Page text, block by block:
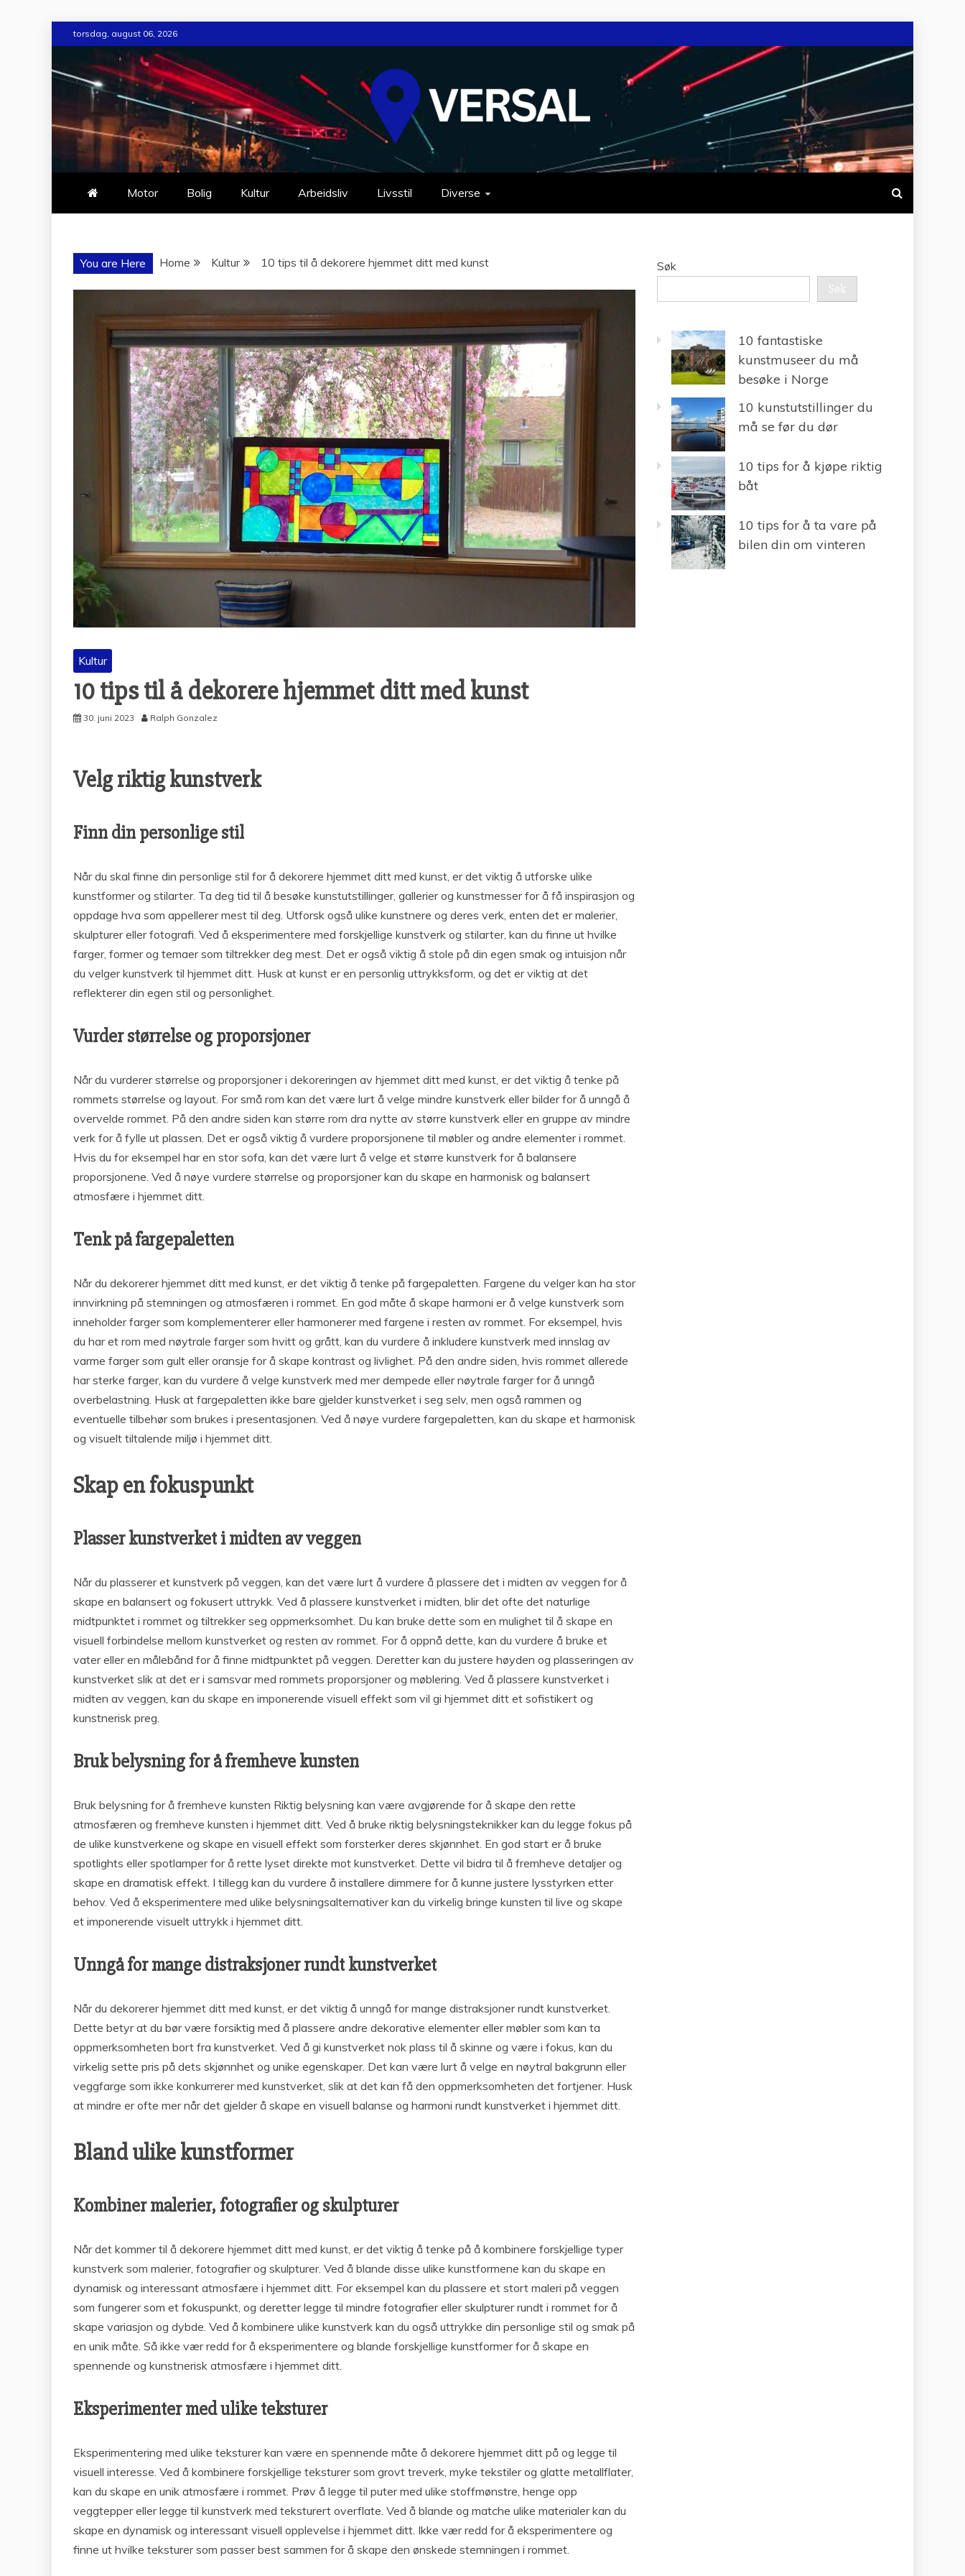
to
content
torsdag, august 06, 2026
Motor Bolig Kultur Arbeidsliv Livsstil Diverse
You are Here Home Kultur 10 tips til å dekorere hjemmet ditt med kunst
Kultur
10 tips til å dekorere hjemmet ditt med kunst
30. juni 2023 Ralph Gonzalez
Velg riktig kunstverk
Finn din personlige stil
Når du skal finne din personlige stil for å dekorere hjemmet ditt med kunst, er det viktig å utforske ulike
kunstformer og stilarter. Ta deg tid til å besøke kunstutstillinger, gallerier og kunstmesser for å få inspirasjon og
oppdage hva som appellerer mest til deg. Utforsk også ulike kunstnere og deres verk, enten det er malerier,
skulpturer eller fotografi. Ved å eksperimentere med forskjellige kunstverk og stilarter, kan du finne ut hvilke
farger, former og temaer som tiltrekker deg mest. Det er også viktig å stole på din egen smak og intuisjon når
du velger kunstverk til hjemmet ditt. Husk at kunst er en personlig uttrykksform, og det er viktig at det
reflekterer din egen stil og personlighet.
Vurder størrelse og proporsjoner
Når du vurderer størrelse og proporsjoner i dekoreringen av hjemmet ditt med kunst, er det viktig å tenke på
rommets størrelse og layout. For små rom kan det være lurt å velge mindre kunstverk eller bilder for å unngå å
overvelde rommet. På den andre siden kan større rom dra nytte av større kunstverk eller en gruppe av mindre
verk for å fylle ut plassen. Det er også viktig å vurdere proporsjonene til møbler og andre elementer i rommet.
Hvis du for eksempel har en stor sofa, kan det være lurt å velge et større kunstverk for å balansere
proporsjonene. Ved å nøye vurdere størrelse og proporsjoner kan du skape en harmonisk og balansert
atmosfære i hjemmet ditt.
Tenk på fargepaletten
Når du dekorerer hjemmet ditt med kunst, er det viktig å tenke på fargepaletten. Fargene du velger kan ha stor
innvirkning på stemningen og atmosfæren i rommet. En god måte å skape harmoni er å velge kunstverk som
inneholder farger som komplementerer eller harmonerer med fargene i resten av rommet. For eksempel, hvis
du har et rom med nøytrale farger som hvitt og grått, kan du vurdere å inkludere kunstverk med innslag av
varme farger som gult eller oransje for å skape kontrast og livlighet. På den andre siden, hvis rommet allerede
har sterke farger, kan du vurdere å velge kunstverk med mer dempede eller nøytrale farger for å unngå
overbelastning. Husk at fargepaletten ikke bare gjelder kunstverket i seg selv, men også rammen og
eventuelle tilbehør som brukes i presentasjonen. Ved å nøye vurdere fargepaletten, kan du skape et harmonisk
og visuelt tiltalende miljø i hjemmet ditt.
Skap en fokuspunkt
Plasser kunstverket i midten av veggen
Når du plasserer et kunstverk på veggen, kan det være lurt å vurdere å plassere det i midten av veggen for å
skape en balansert og fokusert uttrykk. Ved å plassere kunstverket i midten, blir det ofte det naturlige
midtpunktet i rommet og tiltrekker seg oppmerksomhet. Du kan bruke dette som en mulighet til å skape en
visuell forbindelse mellom kunstverket og resten av rommet. For å oppnå dette, kan du vurdere å bruke et
vater eller en målebånd for å finne midtpunktet på veggen. Deretter kan du justere høyden og plasseringen av
kunstverket slik at det er i samsvar med rommets proporsjoner og møblering. Ved å plassere kunstverket i
midten av veggen, kan du skape en imponerende visuell effekt som vil gi hjemmet ditt et sofistikert og
kunstnerisk preg.
Bruk belysning for å fremheve kunsten
Bruk belysning for å fremheve kunsten Riktig belysning kan være avgjørende for å skape den rette
atmosfæren og fremheve kunsten i hjemmet ditt. Ved å bruke riktig belysningsteknikker kan du legge fokus på
de ulike kunstverkene og skape en visuell effekt som forsterker deres skjønnhet. En god start er å bruke
spotlights eller spotlamper for å rette lyset direkte mot kunstverket. Dette vil bidra til å fremheve detaljer og
skape en dramatisk effekt. I tillegg kan du vurdere å installere dimmere for å kunne justere lysstyrken etter
behov. Ved å eksperimentere med ulike belysningsalternativer kan du virkelig bringe kunsten til live og skape
et imponerende visuelt uttrykk i hjemmet ditt.
Unngå for mange distraksjoner rundt kunstverket
Når du dekorerer hjemmet ditt med kunst, er det viktig å unngå for mange distraksjoner rundt kunstverket.
Dette betyr at du bør være forsiktig med å plassere andre dekorative elementer eller møbler som kan ta
oppmerksomheten bort fra kunstverket. Ved å gi kunstverket nok plass til å skinne og være i fokus, kan du
virkelig sette pris på dets skjønnhet og unike egenskaper. Det kan være lurt å velge en nøytral bakgrunn eller
veggfarge som ikke konkurrerer med kunstverket, slik at det kan få den oppmerksomheten det fortjener. Husk
at mindre er ofte mer når det gjelder å skape en visuell balanse og harmoni rundt kunstverket i hjemmet ditt.
Bland ulike kunstformer
Kombiner malerier, fotografier og skulpturer
Når det kommer til å dekorere hjemmet ditt med kunst, er det viktig å tenke på å kombinere forskjellige typer
kunstverk som malerier, fotografier og skulpturer. Ved å blande disse ulike kunstformene kan du skape en
dynamisk og interessant atmosfære i hjemmet ditt. For eksempel kan du plassere et stort maleri på veggen
som fungerer som et fokuspunkt, og deretter legge til mindre fotografier eller skulpturer rundt i rommet for å
skape variasjon og dybde. Ved å kombinere ulike kunstverk kan du også uttrykke din personlige stil og smak på
en unik måte. Så ikke vær redd for å eksperimentere og blande forskjellige kunstformer for å skape en
spennende og kunstnerisk atmosfære i hjemmet ditt.
Eksperimenter med ulike teksturer
Eksperimentering med ulike teksturer kan være en spennende måte å dekorere hjemmet ditt på og legge til
visuell interesse. Ved å kombinere forskjellige teksturer som grovt treverk, myke tekstiler og glatte metallflater,
kan du skape en unik atmosfære i rommet. Prøv å legge til puter med ulike stoffmønstre, henge opp
veggtepper eller legge til kunstverk med teksturert overflate. Ved å blande og matche ulike materialer kan du
skape en dynamisk og interessant visuell opplevelse i hjemmet ditt. Ikke vær redd for å eksperimentere og
finne ut hvilke teksturer som passer best sammen for å skape den ønskede stemningen i rommet.
Søk
Søk
10 fantastiske
kunstmuseer du må
besøke i Norge
10 kunstutstillinger du
må se før du dør
10 tips for å kjøpe riktig
båt
10 tips for å ta vare på
bilen din om vinteren